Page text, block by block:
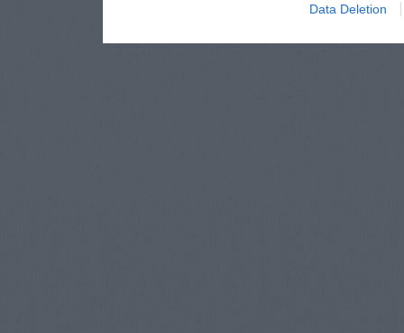
Data Deletion